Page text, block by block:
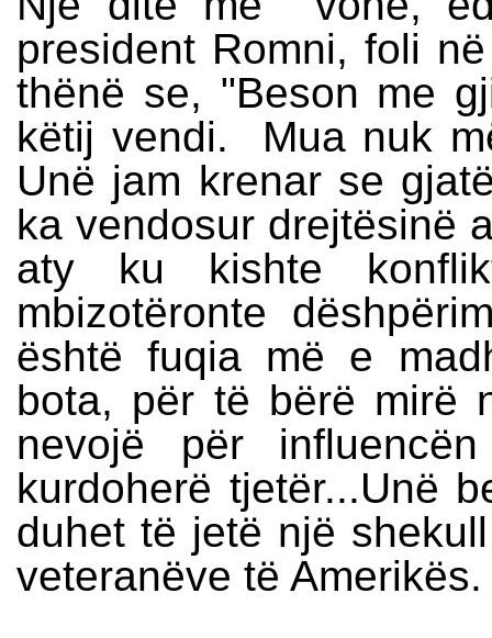
president Romni, foli
thënë se, "Beson me
këtij vendi. Mua nuk
Unë jam krenar se
ka vendosur drejtësinë
aty ku kishte
mbizotëronte
është fuqia më e
bota, për të bërë mirë
nevojë për
kurdoherë tjetër...Unë
duhet të jetë një
veteranëve të Amerikës.